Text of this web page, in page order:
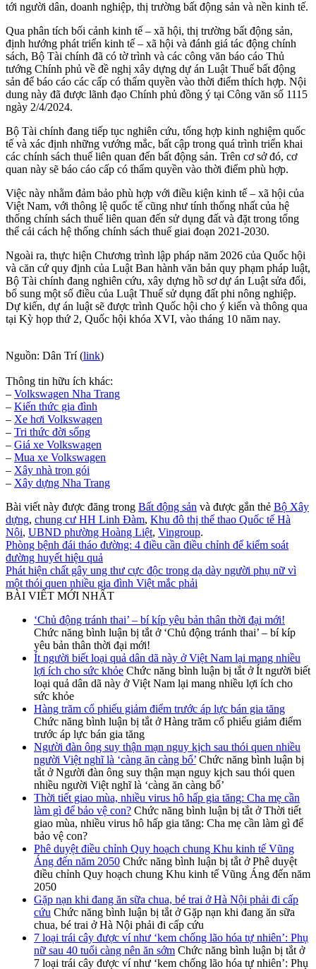
tới người dân, doanh nghiệp, thị trường bất động sản và nền kinh tế.
Qua phân tích bối cảnh kinh tế – xã hội, thị trường bất động sản,
định hướng phát triển kinh tế – xã hội và đánh giá tác động chính
sách, Bộ Tài chính đã có tờ trình và các công văn báo cáo Thủ
tướng Chính phủ về đề nghị xây dựng dự án Luật Thuế bất động
sản để báo cáo các cấp có thẩm quyền vào thời điểm thích hợp. Nội
dung này đã được lãnh đạo Chính phủ đồng ý tại Công văn số 1115
ngày 2/4/2024.
Bộ Tài chính đang tiếp tục nghiên cứu, tổng hợp kinh nghiệm quốc
tế và xác định những vướng mắc, bất cập trong quá trình triển khai
các chính sách thuế liên quan đến bất động sản. Trên cơ sở đó, cơ
quan này sẽ báo cáo cấp có thẩm quyền vào thời điểm phù hợp.
Việc này nhằm đảm bảo phù hợp với điều kiện kinh tế – xã hội của
Việt Nam, với thông lệ quốc tế cũng như tính thống nhất của hệ
thống chính sách thuế liên quan đến sử dụng đất và đặt trong tổng
thể cải cách hệ thống chính sách thuế giai đoạn 2021-2030.
Ngoài ra, thực hiện Chương trình lập pháp năm 2026 của Quốc hội
và căn cứ quy định của Luật Ban hành văn bản quy phạm pháp luật,
Bộ Tài chính đang nghiên cứu, xây dựng hồ sơ dự án Luật sửa đổi,
bổ sung một số điều của Luật Thuế sử dụng đất phi nông nghiệp.
Dự kiến, dự án luật sẽ được trình Quốc hội cho ý kiến và thông qua
tại Kỳ họp thứ 2, Quốc hội khóa XVI, vào tháng 10 năm nay.
Nguồn: Dân Trí (link)
Thông tin hữu ích khác:
– Volkswagen Nha Trang
– Kiến thức gia đình
– Xe hơi Volkswagen
– Tri thức đời sống
– Giá xe Volkswagen
– Mua xe Volkswagen
– Xây nhà trọn gói
– Xây dựng Nha Trang
Bài viết này được đăng trong Bất động sản và được gắn thẻ Bộ Xây
dựng, chung cư HH Linh Đàm, Khu đô thị thể thao Quốc tế Hà
Nội, UBND phường Hoàng Liệt, Vingroup.
Phòng bệnh đái tháo đường: 4 điều cần điều chỉnh để kiểm soát
đường huyết hiệu quả
Phát hiện chất gây ung thư cực độc trong dạ dày người phụ nữ vì
một thói quen nhiều gia đình Việt mắc phải
BÀI VIẾT MỚI NHẤT
‘Chủ động tránh thai’ – bí kíp yêu bản thân thời đại mới!
Chức năng bình luận bị tắt ở ‘Chủ động tránh thai’ – bí kíp
yêu bản thân thời đại mới!
Ít người biết loại quả dân dã này ở Việt Nam lại mang nhiều
lợi ích cho sức khỏe Chức năng bình luận bị tắt ở Ít người biết
loại quả dân dã này ở Việt Nam lại mang nhiều lợi ích cho
sức khỏe
Hàng trăm cổ phiếu giảm điểm trước áp lực bán gia tăng
Chức năng bình luận bị tắt ở Hàng trăm cổ phiếu giảm điểm
trước áp lực bán gia tăng
Người đàn ông suy thận mạn nguy kịch sau thói quen nhiều
người Việt nghĩ là ‘càng ăn càng bổ’ Chức năng bình luận bị
tắt ở Người đàn ông suy thận mạn nguy kịch sau thói quen
nhiều người Việt nghĩ là ‘càng ăn càng bổ’
Thời tiết giao mùa, nhiều virus hô hấp gia tăng: Cha mẹ cần
làm gì để bảo vệ con? Chức năng bình luận bị tắt ở Thời tiết
giao mùa, nhiều virus hô hấp gia tăng: Cha mẹ cần làm gì để
bảo vệ con?
Phê duyệt điều chỉnh Quy hoạch chung Khu kinh tế Vũng
Áng đến năm 2050 Chức năng bình luận bị tắt ở Phê duyệt
điều chỉnh Quy hoạch chung Khu kinh tế Vũng Áng đến năm
2050
Gặp nạn khi đang ăn sữa chua, bé trai ở Hà Nội phải đi cấp
cứu Chức năng bình luận bị tắt ở Gặp nạn khi đang ăn sữa
chua, bé trai ở Hà Nội phải đi cấp cứu
7 loại trái cây được ví như ‘kem chống lão hóa tự nhiên’: Phụ
nữ sau 40 tuổi càng nên ăn sớm Chức năng bình luận bị tắt ở
7 loại trái cây được ví như ‘kem chống lão hóa tự nhiên’: Phụ